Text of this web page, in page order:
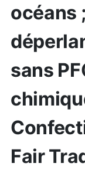
océans
sans
Fair